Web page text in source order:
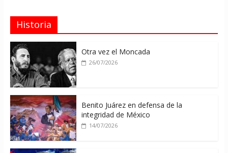
Historia
Otra vez el Moncada
26/07/2026
Benito Juárez en defensa de la
integridad de México
14/07/2026